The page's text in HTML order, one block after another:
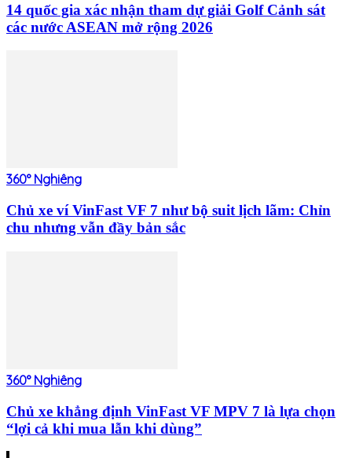
14 quốc gia xác nhận tham dự giải Golf Cảnh sát
các nước ASEAN mở rộng 2026
360° Nghiêng
Chủ xe ví VinFast VF 7 như bộ suit lịch lãm: Chỉn
chu nhưng vẫn đầy bản sắc
360° Nghiêng
Chủ xe khẳng định VinFast VF MPV 7 là lựa chọn
“lợi cả khi mua lẫn khi dùng”